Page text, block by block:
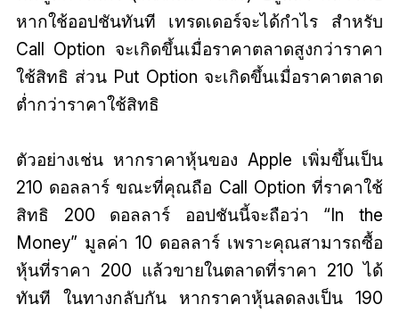
หากใช้ออปชันทันที เทรดเดอร์จะได้กำไร สำหรับ
Call Option จะเกิดขึ้นเมื่อราคาตลาดสูงกว่าราคา
ใช้สิทธิ ส่วน Put Option จะเกิดขึ้นเมื่อราคาตลาด
ต่ำกว่าราคาใช้สิทธิ
ตัวอย่างเช่น หากราคาหุ้นของ Apple เพิ่มขึ้นเป็น
210 ดอลลาร์ ขณะที่คุณถือ Call Option ที่ราคาใช้
สิทธิ 200 ดอลลาร์ ออปชันนี้จะถือว่า “In the
Money” มูลค่า 10 ดอลลาร์ เพราะคุณสามารถซื้อ
หุ้นที่ราคา 200 แล้วขายในตลาดที่ราคา 210 ได้
ทันที ในทางกลับกัน หากราคาหุ้นลดลงเป็น 190